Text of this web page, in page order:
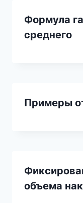
Формула
среднего
Примеры
объема